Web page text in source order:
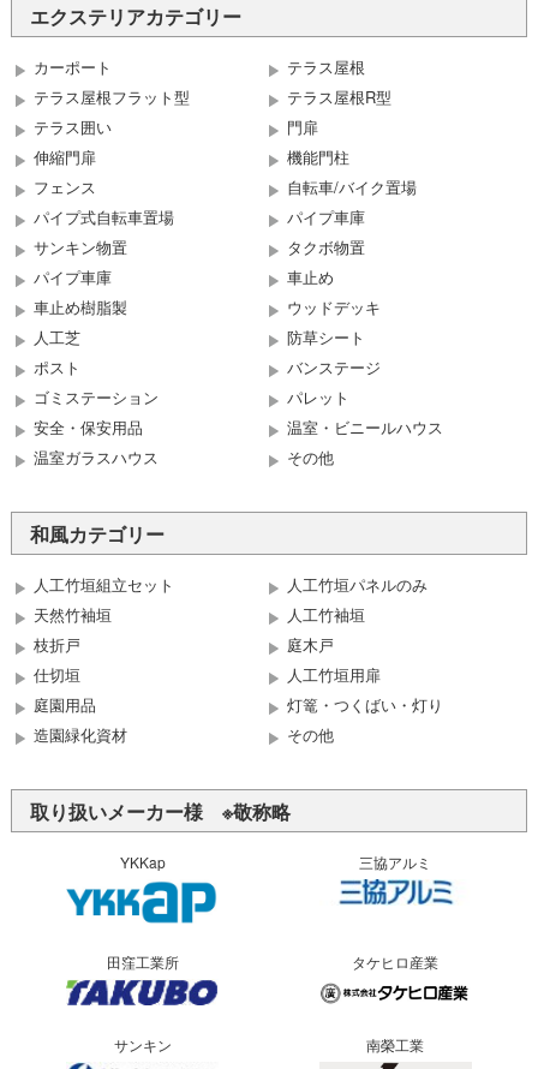
エクステリアカテゴリー
カーポート
テラス屋根
テラス屋根フラット型
テラス屋根R型
テラス囲い
門扉
伸縮門扉
機能門柱
フェンス
自転車/バイク置場
パイプ式自転車置場
パイプ車庫
サンキン物置
タクボ物置
パイプ車庫
車止め
車止め樹脂製
ウッドデッキ
人工芝
防草シート
ポスト
バンステージ
ゴミステーション
パレット
安全・保安用品
温室・ビニールハウス
温室ガラスハウス
その他
和風カテゴリー
人工竹垣組立セット
人工竹垣パネルのみ
天然竹袖垣
人工竹袖垣
枝折戸
庭木戸
仕切垣
人工竹垣用扉
庭園用品
灯篭・つくばい・灯り
造園緑化資材
その他
取り扱いメーカー様 ※敬称略
YKKap 三協アルミ
田窪工業所 タケヒロ産業
サンキン 南榮工業